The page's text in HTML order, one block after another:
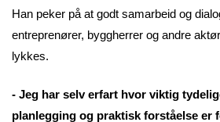
Han peker på at godt samarbeid og
entreprenører, byggherrer og andre
lykkes.
- Jeg har selv erfart hvor viktig
planlegging og praktisk forståelse er